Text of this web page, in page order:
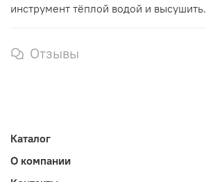
инструмент тёплой водой и высушить.
Отзывы
Каталог
О компании